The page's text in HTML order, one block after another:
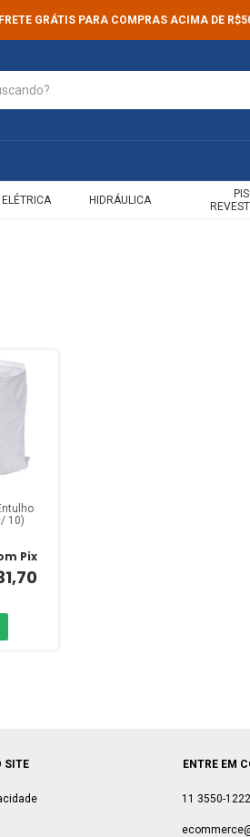
FRETE GRÁTIS PARA COMPRAS ACIMA DE
ELÉTRICA HIDRÁULICA
10)
Pix
SITE ENTRE EM
11 3550-1222